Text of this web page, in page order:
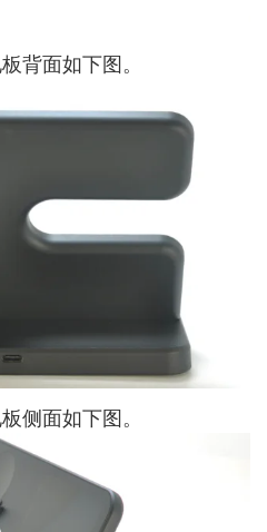
背面如下图。
侧面如下图。